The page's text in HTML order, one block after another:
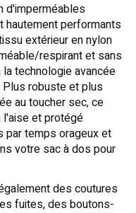
d'imperméables
hautement performants
extérieur en nylon
respirant et sans
technologie avancée
robuste et plus
au toucher sec, ce
l'aise et protégé
par temps orageux et
votre sac à dos pour
des coutures
fuites, des boutons-